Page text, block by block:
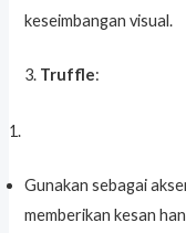
keseimbangan visual.
3. Truffle:
Gunakan sebagai
memberikan kesan